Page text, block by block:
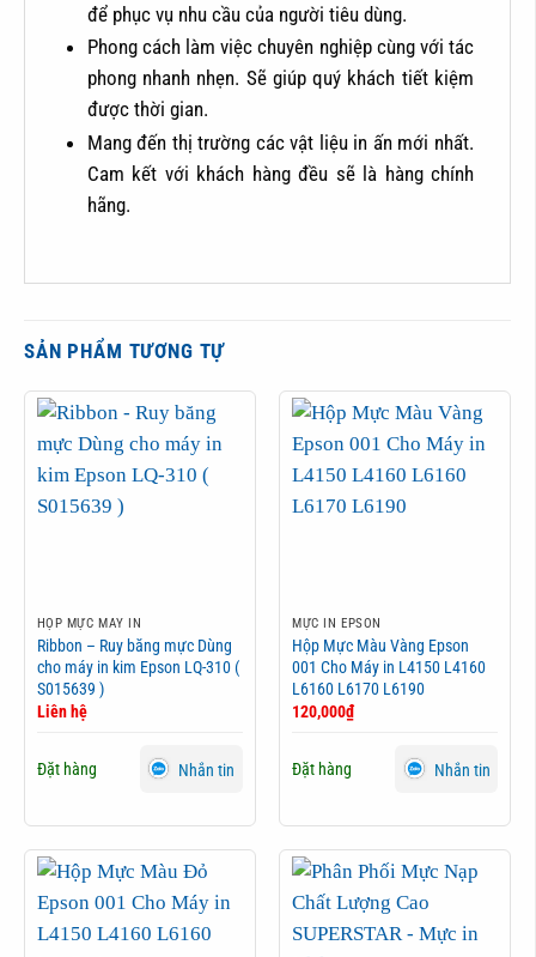
để phục vụ nhu cầu của người tiêu dùng.
Phong cách làm việc chuyên nghiệp cùng với tác
phong nhanh nhẹn. Sẽ giúp quý khách tiết kiệm
được thời gian.
Mang đến thị trường các vật liệu in ấn mới nhất.
Cam kết với khách hàng đều sẽ là hàng chính
hãng.
SẢN PHẨM TƯƠNG TỰ
HỘP MỰC MÁY IN
Ribbon – Ruy băng mực Dùng
cho máy in kim Epson LQ-310 (
S015639 )
Liên hệ
Đặt hàng Nhắn tin
MỰC IN EPSON
Hộp Mực Màu Vàng Epson
001 Cho Máy in L4150 L4160
L6160 L6170 L6190
120,000₫
Đặt hàng Nhắn tin